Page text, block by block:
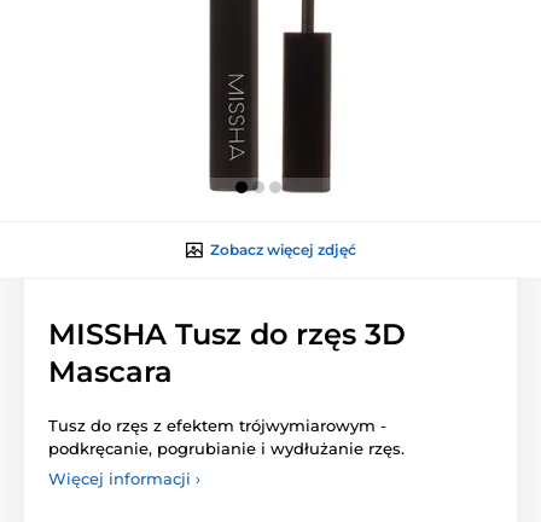
Zobacz więcej zdjęć
MISSHA Tusz do rzęs 3D
Mascara
Tusz do rzęs z efektem trójwymiarowym -
podkręcanie, pogrubianie i wydłużanie rzęs.
Więcej informacji ›